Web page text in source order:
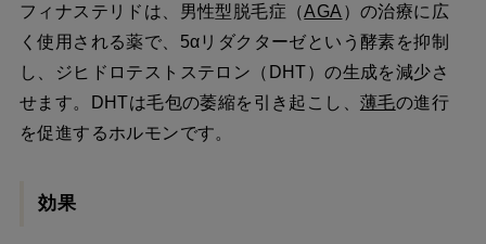
フィナステリドは、男性型脱毛症（AGA ）の治療に広
く使用される薬で、5αリダクターゼという酵素を抑制
し、ジヒドロテストステロン（DHT）の生成を減少さ
せます。DHTは毛包の萎縮を引き起こし、 薄毛の進行
を促進するホルモンです。
効果